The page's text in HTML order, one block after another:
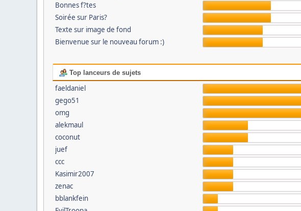
Bonnes f?tes
Soirée sur Paris?
Texte sur image de fond
Bienvenue sur le nouveau forum :)
Top lanceurs de sujets
faeldaniel
gego51
omg
alekmaul
coconut
juef
ccc
Kasimir2007
zenac
bblankfein